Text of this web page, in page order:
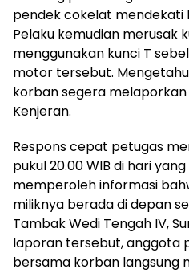
pendek cokelat mendekati
Pelaku kemudian merusak
menggunakan kunci T
motor tersebut.
korban segera melaporkan
Kenjeran.
Respons cepat petugas
pukul 20.00 WIB di hari
memperoleh informasi
miliknya berada di depan
Tambak Wedi Tengah IV,
laporan tersebut, anggota
bersama korban langsung